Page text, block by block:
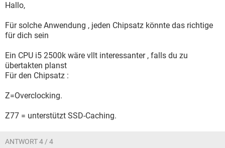
Hallo,
Für solche Anwendung , jeden Chipsatz könnte das richtige
für dich sein
Ein CPU i5 2500k wäre vllt interessanter , falls du zu
übertakten planst
Für den Chipsatz :
Z=Overclocking.
Z77 = unterstützt SSD-Caching.
ANTWORT 4 / 4